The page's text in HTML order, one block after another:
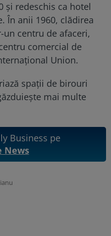
și redeschis ca hotel
În anii 1960, clădirea
centru de afaceri,
comercial de
Union.
spații de birouri
mai multe
Business pe
News